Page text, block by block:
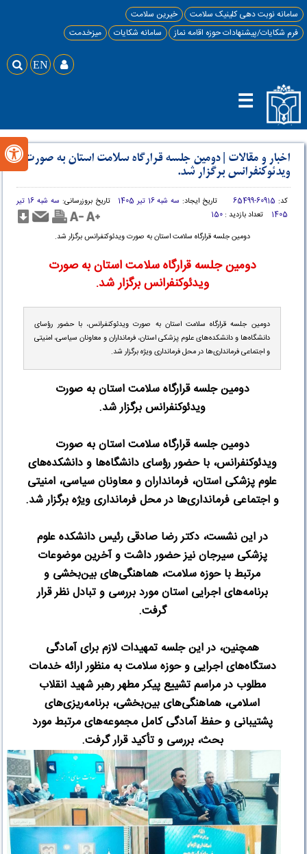
سامانه نوبت دهی کلینیک سلامت
خیرین سلامت
فرم شکایات/پیشنهادات حوزه اقامه نماز
سامانه شکایات میزخدمت
 EN 
☰
اخبار و مقالات |دومین جلسه قرارگاه سلامت استان به صورت
ویدئوکنفرانس برگزار شد.
کد: 60915-65499 تاریخ ایجاد: سه شبه 16 تیر 1405 تاریخ بروزرسانی:
سه شبه 16 تیر
1405
تعداد بازدید :150
دومین جلسه قرارگاه سلامت استان به صورت ویدئوکنفرانس برگزار شد.
دومین جلسه قرارگاه سلامت استان به صورت
ویدئوکنفرانس برگزار شد.
دومین جلسه قرارگاه سلامت استان به صورت ویدئوکنفرانس، با حضور رؤسای
دانشگاه‌ها و دانشکده‌های علوم پزشکی استان، فرمانداران و معاونان سیاسی، امنیتی
و اجتماعی فرمانداری‌ها در محل فرمانداری ویژه برگزار شد.
دومین جلسه قرارگاه سلامت استان به صورت
ویدئوکنفرانس برگزار شد.
دومین جلسه قرارگاه سلامت استان به صورت
ویدئوکنفرانس، با حضور رؤسای دانشگاه‌ها و دانشکده‌های
علوم پزشکی استان، فرمانداران و معاونان سیاسی، امنیتی
و اجتماعی فرمانداری‌ها در محل فرمانداری ویژه برگزار شد.
در این نشست، دکتر رضا صادقی رئیس دانشکده علوم
پزشکی سیرجان نیز حضور داشت و آخرین موضوعات
مرتبط با حوزه سلامت، هماهنگی‌های بین‌بخشی و
برنامه‌های اجرایی استان مورد بررسی و تبادل نظر قرار
گرفت.
همچنین، در این جلسه تمهیدات لازم برای آمادگی
دستگاه‌های اجرایی و حوزه سلامت به منظور ارائه خدمات
مطلوب در مراسم تشییع پیکر مطهر رهبر شهید انقلاب
اسلامی، هماهنگی‌های بین‌بخشی، برنامه‌ریزی‌های
پشتیبانی و حفظ آمادگی کامل مجموعه‌های مرتبط مورد
بحث، بررسی و تأکید قرار گرفت.
